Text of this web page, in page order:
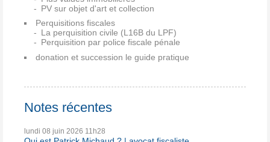
PV sur objet d'art et collection
Perquisitions fiscales
La perquisition civile (L16B du LPF)
Perquisition par police fiscale pénale
donation et succession le guide pratique
Notes récentes
lundi 08 juin 2026 11h28